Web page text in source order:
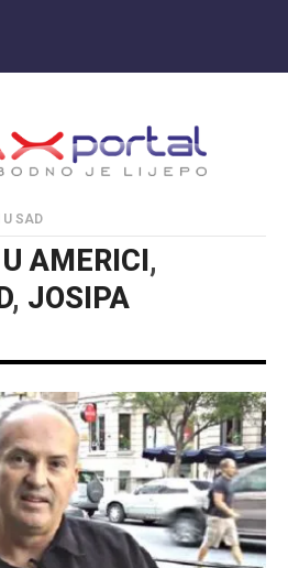
SAD
AMERICI ,
, JOSIPA